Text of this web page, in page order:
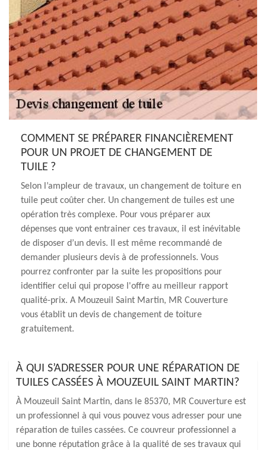
COMMENT SE PRÉPARER FINANCIÈREMENT
POUR UN PROJET DE CHANGEMENT DE
TUILE ?
Selon l’ampleur de travaux, un changement de toiture en
tuile peut coûter cher. Un changement de tuiles est une
opération très complexe. Pour vous préparer aux
dépenses que vont entrainer ces travaux, il est inévitable
de disposer d’un devis. II est même recommandé de
demander plusieurs devis à de professionnels. Vous
pourrez confronter par la suite les propositions pour
identifier celui qui propose l'offre au meilleur rapport
qualité-prix. A Mouzeuil Saint Martin, MR Couverture
vous établit un devis de changement de toiture
gratuitement.
À QUI S’ADRESSER POUR UNE RÉPARATION DE
TUILES CASSÉES À MOUZEUIL SAINT MARTIN?
À Mouzeuil Saint Martin, dans le 85370, MR Couverture est
un professionnel à qui vous pouvez vous adresser pour une
réparation de tuiles cassées. Ce couvreur professionnel a
une bonne réputation grâce à la qualité de ses travaux qui